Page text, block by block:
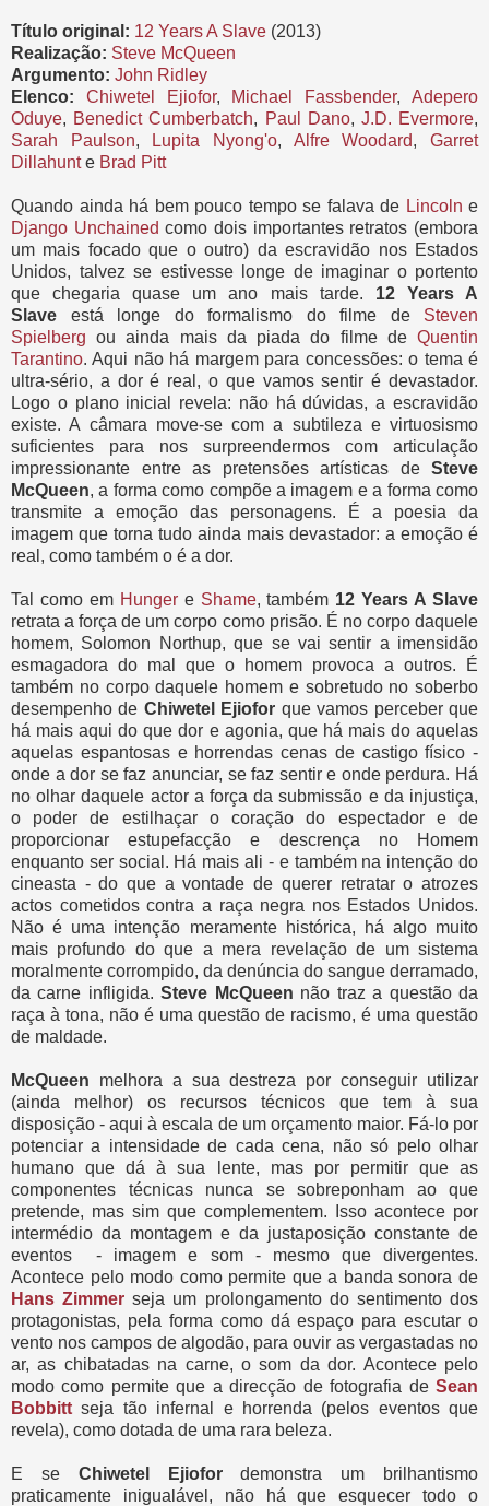
Título original: 12 Years A Slave (2013)
Realização: Steve McQueen
Argumento: John Ridley
Elenco:
Chiwetel Ejiofor, Michael Fassbender,Adepero
Oduye, Benedict Cumberbatch, Paul Dano, J.D. Evermore,
Sarah Paulson, Lupita Nyong'o, Alfre Woodard,Garret
Dillahunte Brad Pitt
Quando ainda há bem pouco tempo se falava de Lincoln e
Django Unchained como dois importantes retratos (embora
um mais focado que o outro) da escravidão nos Estados
Unidos, talvez se estivesse longe de imaginar o portento
que chegaria quase um ano mais tarde. 12 Years A
Slave está longe do formalismo do filme de Steven
Spielberg ou ainda mais da piada do filme de Quentin
Tarantino. Aqui não há margem para concessões: o tema é
ultra-sério, a dor é real, o que vamos sentir é devastador.
Logo o plano inicial revela: não há dúvidas, a escravidão
existe. A câmara move-se com a subtileza e virtuosismo
suficientes para nos surpreendermos com articulação
impressionante entre as pretensões artísticas de Steve
McQueen, a forma como compõe a imagem e a forma como
transmite a emoção das personagens. É a poesia da
imagem que torna tudo ainda mais devastador: a emoção é
real, como também o é a dor.
Tal como em Hungere Shame, também 12 Years A Slave
retrata a força de um corpo como prisão. É no corpo daquele
homem, Solomon Northup, que se vai sentir a imensidão
esmagadora do mal que o homem provoca a outros. É
também no corpo daquele homem e sobretudo no soberbo
desempenho de Chiwetel Ejiofor que vamos perceber que
há mais aqui do que dor e agonia, que há mais do aquelas
aquelas espantosas e horrendas cenas de castigo físico -
onde a dor se faz anunciar, se faz sentir e onde perdura. Há
no olhar daquele actor a força da submissão e da injustiça,
o poder de estilhaçar o coração do espectador e de
proporcionar estupefacção e descrença no Homem
enquanto ser social. Há mais ali - e também na intenção do
cineasta - do que a vontade de querer retratar o atrozes
actos cometidos contra a raça negra nos Estados Unidos.
Não é uma intenção meramente histórica, há algo muito
mais profundo do que a mera revelação de um sistema
moralmente corrompido, da denúncia do sangue derramado,
da carne infligida.Steve McQueen não traz a questão da
raça à tona, não é uma questão de racismo, é uma questão
de maldade.
McQueen melhora a sua destreza por conseguir utilizar
(ainda melhor) os recursos técnicos que tem à sua
disposição - aqui à escala de um orçamento maior. Fá-lo por
potenciar a intensidade de cada cena, não só pelo olhar
humano que dá à sua lente, mas por permitir que as
componentes técnicas nunca se sobreponham ao que
pretende, mas sim que complementem. Isso acontece por
intermédio da montagem e da justaposição constante de
eventos - imagem e som - mesmo que divergentes.
Acontece pelo modo como permite que a banda sonora de
Hans Zimmer seja um prolongamento do sentimento dos
protagonistas, pela forma como dá espaço para escutar o
vento nos campos de algodão, para ouvir as vergastadas no
ar, as chibatadas na carne, o som da dor. Acontece pelo
modo como permite que a direcção de fotografia de Sean
Bobbitt seja tão infernal e horrenda (pelos eventos que
revela), como dotada de uma rara beleza.
E se Chiwetel Ejiofordemonstra um brilhantismo
praticamente inigualável, não há que esquecer todo o